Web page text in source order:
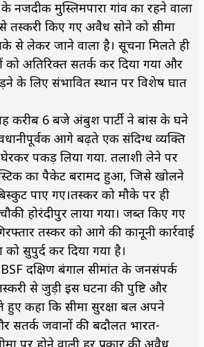
नजदीक मुस्लिमपारा गांव का रहने वाला
तस्करी किए गए अवैध सोने को सीमा
से लेकर जाने वाला है। सूचना मिलते ही
को अतिरिक्त सतर्क कर दिया गया और
के लिए संभावित स्थान पर विशेष घात
करीब 6 बजे अंबुश पार्टी ने बांस के घने
आगे बढ़ते एक संदिग्ध व्यक्ति
पकड़ लिया गया. तलाशी लेने पर
का पैकेट बरामद हुआ, जिसे खोलने
पाए गए।तस्कर को मौके पर ही
होरंदीपुर लाया गया। जब्त किए गए
तस्कर को आगे की कानूनी कार्रवाई
सुपुर्द कर दिया गया है।
दक्षिण बंगाल सीमांत के जनसंपर्क
से जुड़ी इस घटना की पुष्टि और
हुए कहा कि सीमा सुरक्षा बल अपने
सतर्क जवानों की बदौलत भारत-
पर होने वाली हर प्रकार की अवैध